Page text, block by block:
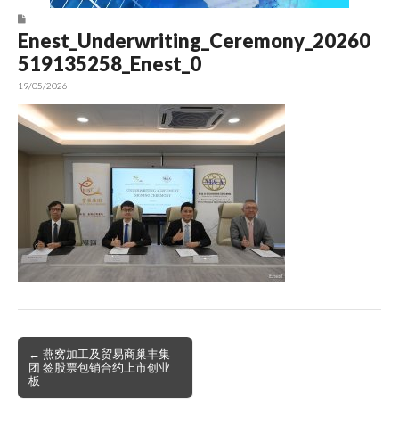
Enest_Underwriting_Ceremony_20260
519135258_Enest_0
19/05/2026
Post
navigation
← 燕窝加工及贸易商巢丰集
团 签股票包销合约上市创业
板